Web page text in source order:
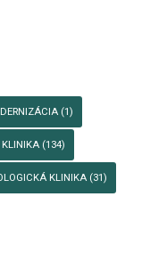
(1)
(134)
KLINIKA (31)